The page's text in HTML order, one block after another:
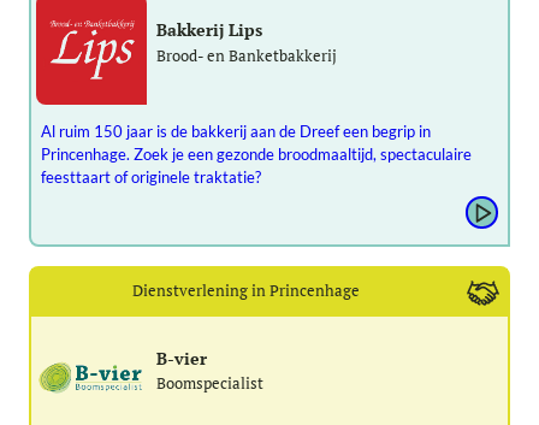
Bakkerij Lips
Brood- en Banketbakkerij
Al ruim 150 jaar is de bakkerij aan de Dreef een begrip in
Princenhage. Zoek je een gezonde broodmaaltijd, spectaculaire
feesttaart of originele traktatie?
Dienstverlening in Princenhage
B-vier
Boomspecialist